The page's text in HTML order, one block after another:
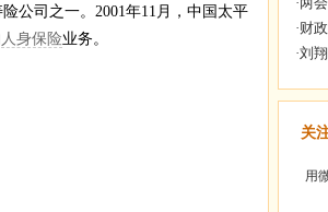
公司之一。2001年11月，中国太平
人身保险业务。
关
用